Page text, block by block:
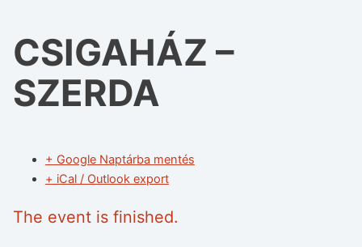
CSIGAHÁZ –
SZERDA
+ Google Naptárba mentés
+ iCal / Outlook export
The event is finished.